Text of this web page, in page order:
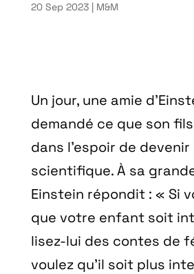
20 Sep 2023| M&M
Un jour, une amie
demandé ce que son
dans l’espoir de
scientifique. À sa
Einstein répondit : « Si
que votre enfant soit
lisez-lui des contes de
voulez qu’il soit plus